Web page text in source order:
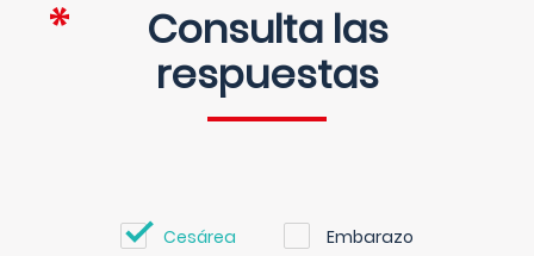
Consulta las
respuestas
Cesárea Embarazo